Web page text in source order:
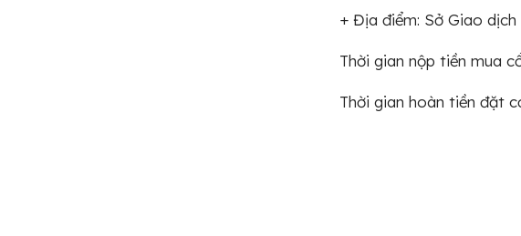
+ Địa điểm: Sở Giao
Thời gian nộp tiền mua
Thời gian hoàn tiền đặt